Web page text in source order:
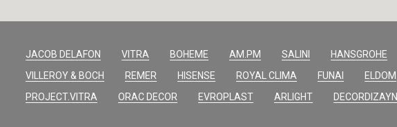
JACOB DELAFON VITRA BOHEME AM.PM SALINI HANSGROHE
VILLEROY & BOCH
REMER HISENSE ROYAL CLIMA FUNAI ELDOM
PROJECT.VITRA
ORAC DECOR EVROPLAST ARLIGHT DECORDIZAYN